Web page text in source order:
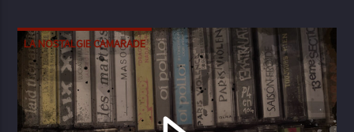
LA NOSTALGIE CAMARADE